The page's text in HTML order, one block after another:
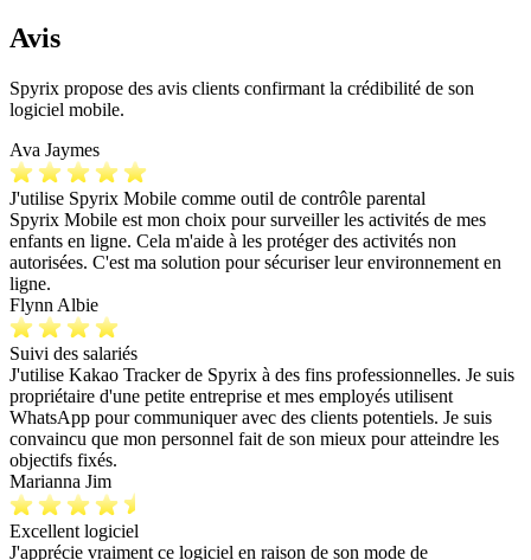
Avis
Spyrix propose des avis clients confirmant la crédibilité de son
logiciel mobile.
Ava Jaymes
J'utilise Spyrix Mobile comme outil de contrôle parental
Spyrix Mobile est mon choix pour surveiller les activités de mes
enfants en ligne. Cela m'aide à les protéger des activités non
autorisées. C'est ma solution pour sécuriser leur environnement en
ligne.
Flynn Albie
Suivi des salariés
J'utilise Kakao Tracker de Spyrix à des fins professionnelles. Je suis
propriétaire d'une petite entreprise et mes employés utilisent
WhatsApp pour communiquer avec des clients potentiels. Je suis
convaincu que mon personnel fait de son mieux pour atteindre les
objectifs fixés.
Marianna Jim
Excellent logiciel
J'apprécie vraiment ce logiciel en raison de son mode de